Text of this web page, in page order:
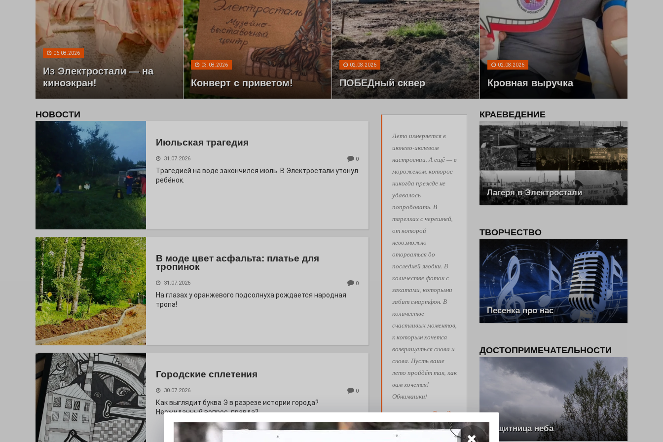
06.08.2026
Из Электростали — на
киноэкран!
03.08.2026
Конверт с приветом!
02.08.2026
ПОБЕДный сквер
02.08.2026
Кровная выручка
Лето измеряется в
июнево-июлевом
настроении. А ещё — в
мороженом, которое
никогда прежде не
удавалось
попробовать. В
тарелках с черешней,
от которой
невозможно
оторваться до
последней ягодки. В
количестве фоток с
закатами, которыми
забит смартфон. В
количестве
счастливых моментов,
к которым хочется
возвращаться снова и
снова. Пусть ваше
лето пройдёт так, как
вам хочется!
Обнимашки!
Ваш Эль
НОВОСТИ
Июльская трагедия
31.07.2026 0
Трагедией на воде закончился июль. В Электростали утонул
ребёнок.
В моде цвет асфальта: платье для
тропинок
31.07.2026 0
На глазах у оранжевого подсолнуха рождается народная
тропа!
Городские сплетения
30.07.2026 0
Как выглядит буква Э в разрезе истории города?
Неожиданный вопрос, правда?
КРАЕВЕДЕНИЕ
Лагеря в Электростали
ТВОРЧЕСТВО
Песенка про нас
ДОСТОПРИМЕЧАТЕЛЬНОСТИ
Защитница неба